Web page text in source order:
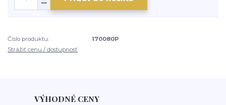
Číslo produktu:
170080P
Strážiť cenu / dostupnosť
VÝHODNÉ CENY